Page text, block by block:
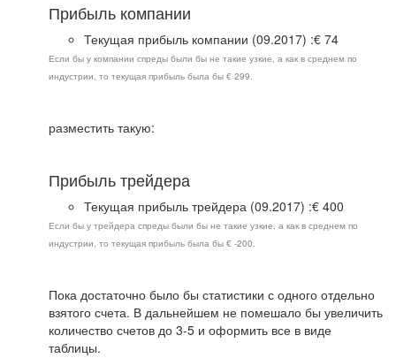
Прибыль компании
Текущая прибыль компании (09.2017) :€ 74
Если бы у компании спреды были бы не такие узкие, а как в среднем по
индустрии, то текущая прибыль была бы € 299.
разместить такую:
Прибыль трейдера
Текущая прибыль трейдера (09.2017) :€ 400
Если бы у трейдера спреды были бы не такие узкие, а как в среднем по
индустрии, то текущая прибыль была бы € -200.
Пока достаточно было бы статистики с одного отдельно
взятого счета. В дальнейшем не помешало бы увеличить
количество счетов до 3-5 и оформить все в виде
таблицы.